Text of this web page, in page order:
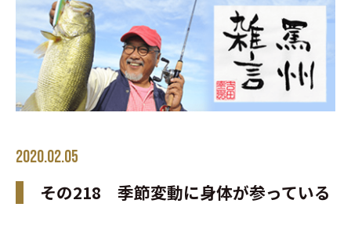
2020.02.05
その218 季節変動に身体が参っている